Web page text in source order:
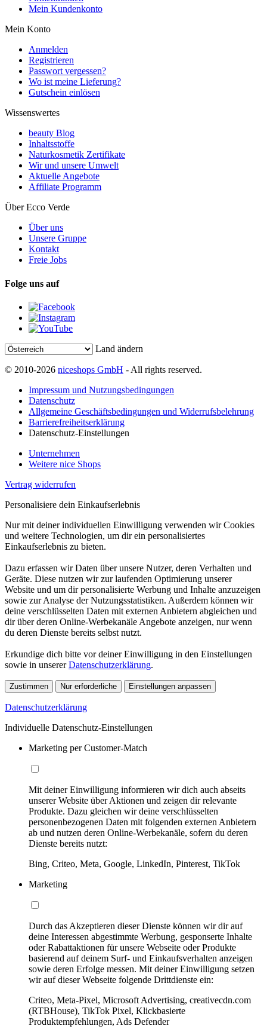
Mein Kundenkonto
Mein Konto
Anmelden
Registrieren
Passwort vergessen?
Wo ist meine Lieferung?
Gutschein einlösen
Wissenswertes
beauty Blog
Inhaltsstoffe
Naturkosmetik Zertifikate
Wir und unsere Umwelt
Aktuelle Angebote
Affiliate Programm
Über Ecco Verde
Über uns
Unsere Gruppe
Kontakt
Freie Jobs
Folge uns auf
Land ändern
© 2010-2026 niceshops GmbH - All rights reserved.
Impressum und Nutzungsbedingungen
Datenschutz
Allgemeine Geschäftsbedingungen und Widerrufsbelehrung
Barrierefreiheitserklärung
Datenschutz-Einstellungen
Unternehmen
Weitere nice Shops
Vertrag widerrufen
Personalisiere dein Einkaufserlebnis
Nur mit deiner individuellen Einwilligung verwenden wir Cookies
und weitere Technologien, um dir ein personalisiertes
Einkaufserlebnis zu bieten.
Dazu erfassen wir Daten über unsere Nutzer, deren Verhalten und
Geräte. Diese nutzen wir zur laufenden Optimierung unserer
Website und um dir personalisierte Werbung und Inhalte anzuzeigen
sowie zur Analyse der Nutzungsstatistiken. Außerdem können wir
deine verschlüsselten Daten mit externen Anbietern abgleichen und
dir über deren Online-Werbekanäle Angebote anzeigen, nur wenn
du deren Dienste bereits selbst nutzt.
Erkundige dich bitte vor deiner Einwilligung in den Einstellungen
sowie in unsererDatenschutzerklärung.
Zustimmen Nur erforderliche Einstellungen anpassen
Datenschutzerklärung
Individuelle Datenschutz-Einstellungen
Marketing per Customer-Match
Mit deiner Einwilligung informieren wir dich auch abseits
unserer Website über Aktionen und zeigen dir relevante
Produkte. Dazu gleichen wir deine verschlüsselten
personenbezogenen Daten mit folgenden externen Anbietern
ab und nutzen deren Online-Werbekanäle, sofern du deren
Dienste bereits nutzt:
Bing, Criteo, Meta, Google, LinkedIn, Pinterest, TikTok
Marketing
Durch das Akzeptieren dieser Dienste können wir dir auf
deine Interessen abgestimmte Werbung, gesponserte Inhalte
oder Rabattaktionen für unsere Webseite oder Produkte
basierend auf deinem Surf- und Einkaufsverhalten anzeigen
sowie deren Erfolge messen. Mit deiner Einwilligung setzen
wir auf dieser Webseite folgende Drittdienste ein:
Criteo, Meta-Pixel, Microsoft Advertising, creativecdn.com
(RTBHouse), TikTok Pixel, Klickbasierte
Produktempfehlungen, Ads Defender